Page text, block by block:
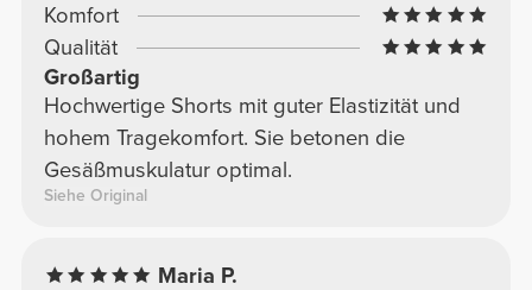
Komfort
Qualität
Großartig
Hochwertige Shorts mit guter Elastizität und
hohem Tragekomfort. Sie betonen die
Gesäßmuskulatur optimal.
Siehe Original
Maria P.